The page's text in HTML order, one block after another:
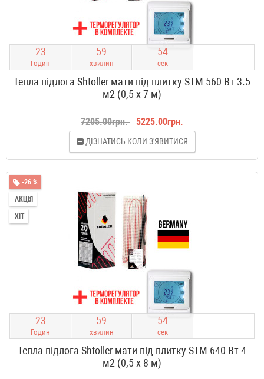
23
Годин
59
хвилин
53
сек
Тепла підлога Shtoller мати під плитку STM 560 Вт 3.5
м2 (0,5 х 7 м)
7205.00грн. 5225.00грн.
ДІЗНАТИСЬ КОЛИ З'ЯВИТИСЯ
-26 %
АКЦІЯ
ХІТ
23
Годин
59
хвилин
53
сек
Тепла підлога Shtoller мати під плитку STM 640 Вт 4
м2 (0,5 х 8 м)